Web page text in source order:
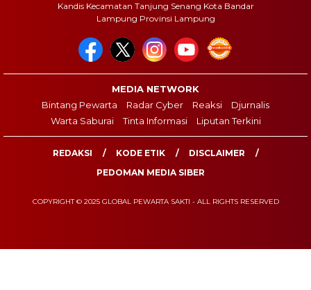
Kandis Kecamatan Tanjung Senang Kota Bandar
Lampung Provinsi Lampung
MEDIA NETWORK
Bintang Pewarta
Radar Cyber Reaksi
Djurnalis
Warta Saburai
Tinta Informasi Liputan Terkini
REDAKSI KODE ETIK
DISCLAIMER
PEDOMAN MEDIA SIBER
COPYRIGHT © 2025 GLOBAL PEWARTA SAKTI - ALL RIGHTS RESERVED